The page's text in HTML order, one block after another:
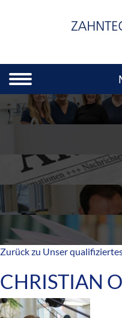
Zurück zu Unser
CHRISTIAN